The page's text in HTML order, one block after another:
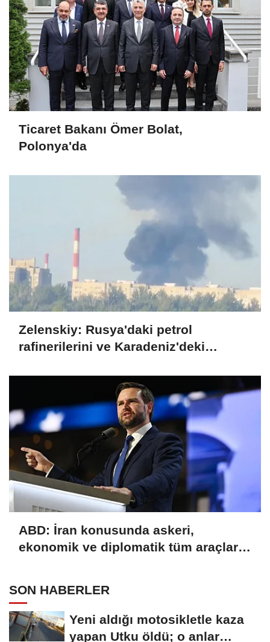
Ticaret Bakanı Ömer Bolat,
Polonya'da
Zelenskiy: Rusya'daki petrol
rafinerilerini ve Karadeniz'deki
ABD: İran konusunda askeri,
ekonomik ve diplomatik tüm araçlar
SON HABERLER
Yeni aldığı motosikletle kaza
yapan Utku öldü; o anlar